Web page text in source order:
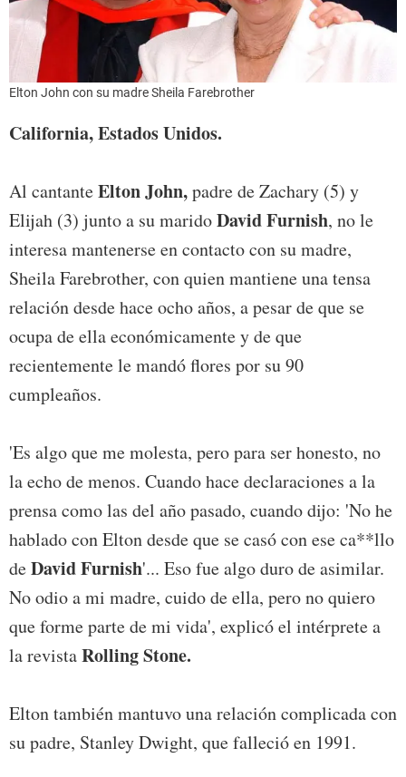
Elton John con su madre Sheila Farebrother
California, Estados Unidos.
Al cantanteElton John,padre de Zachary (5) y
Elijah (3) junto a su maridoDavid Furnish, no le
interesa mantenerse en contacto con su madre,
Sheila Farebrother, con quien mantiene una tensa
relación desde hace ocho años, a pesar de que se
ocupa de ella económicamente y de que
recientemente le mandó flores por su 90
cumpleaños.
'Es algo que me molesta, pero para ser honesto, no
la echo de menos. Cuando hace declaraciones a la
prensa como las del año pasado, cuando dijo: 'No he
hablado con Elton desde que se casó con ese ca**llo
deDavid Furnish'... Eso fue algo duro de asimilar.
No odio a mi madre, cuido de ella, pero no quiero
que forme parte de mi vida', explicó el intérprete a
la revistaRolling Stone.
Elton también mantuvo una relación complicada con
su padre, Stanley Dwight, que falleció en 1991.